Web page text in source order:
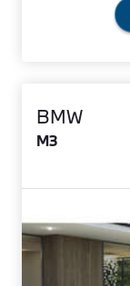
BMW
M3